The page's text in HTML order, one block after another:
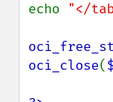
echo "</
oci_close(